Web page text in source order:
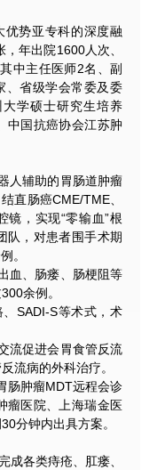
优势亚专科的深度融
年出院1600人次、
中主任医师2名、副
、省级学会常委及委
学硕士研究生培养
中国抗癌协会江苏肿
人辅助的胃肠道肿瘤
直肠癌CME/TME、
镜，实现“零输血”根
队，对患者围手术期
。
血、肠瘘、肠梗阻等
余例。
SADI-S等术式，术
流促进会胃食管反流
流病的外科治疗。
肠肿瘤MDT远程会诊
瘤医院、上海瑞金医
分钟内出具方案。
成各类痔疮、肛瘘、